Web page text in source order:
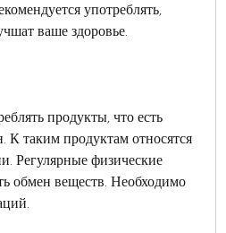
употреблять,
ваше здоровье.
продукты, что есть
К таким продуктам относятся
Регулярные физические
обмен веществ. Необходимо